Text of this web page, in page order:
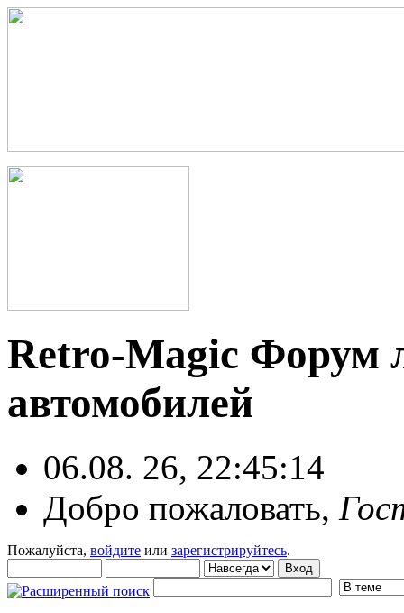
Retro-Magic Форум
автомобилей
06.08. 26, 22:45:14
Добро пожаловать,
Пожалуйста, войдите или зарегистрируйтесь.